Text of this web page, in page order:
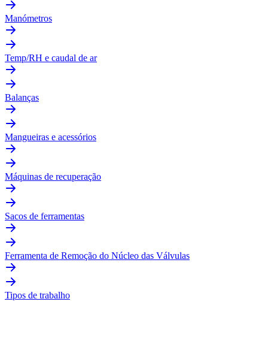
Manómetros
Temp/RH e caudal de ar
Balanças
Mangueiras e acessórios
Máquinas de recuperação
Sacos de ferramentas
Ferramenta de Remoção do Núcleo das Válvulas
Tipos de trabalho